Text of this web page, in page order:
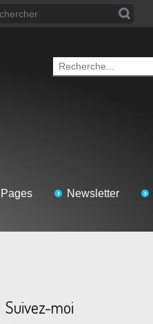
Pages Newsletter
Suivez-moi